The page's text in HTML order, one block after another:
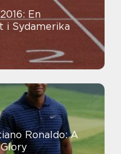
En
i Sydamerika
Ronaldo: A